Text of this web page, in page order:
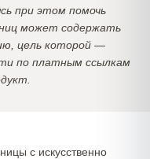
при этом помочь
может содержать
цель которой —
по платным ссылкам
с искусственно